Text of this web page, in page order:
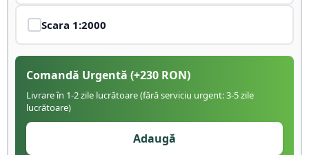
Scara 1:2000
Comandă Urgentă (+230 RON)
Livrare în 1-2 zile lucrătoare (fără serviciu urgent: 3-5 zile
lucrătoare)
Adaugă